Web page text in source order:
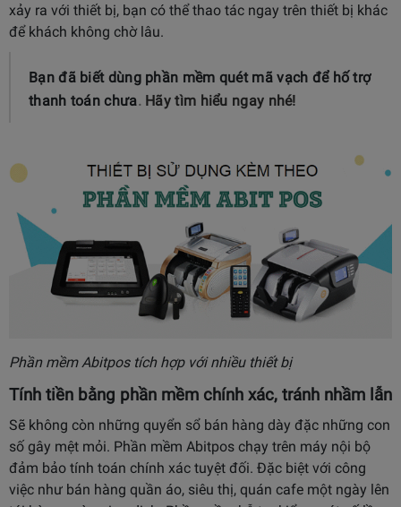
xảy ra với thiết bị, bạn có thể thao tác ngay trên thiết bị khác
để khách không chờ lâu.
Bạn đã biết dùng phần mềm quét mã vạch để hố trợ
thanh toán chưa. Hãy tìm hiểu ngay nhé!
Phần mềm Abitpos tích hợp với nhiều thiết bị
Tính tiền bằng phần mềm chính xác, tránh nhầm lẫn
Sẽ không còn những quyển sổ bán hàng dày đặc những con
số gây mệt mỏi. Phần mềm Abitpos chạy trên máy nội bộ
đảm bảo tính toán chính xác tuyệt đối. Đặc biệt với công
việc như bán hàng quần áo, siêu thị, quán cafe một ngày lên